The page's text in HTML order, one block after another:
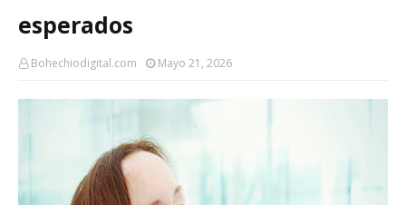
esperados
Bohechiodigital.com Mayo 21, 2026